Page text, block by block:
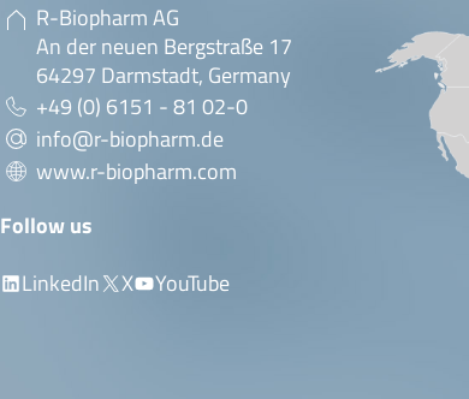
R-Biopharm AG
An der neuen Bergstraße 17
64297 Darmstadt, Germany
+49 (0) 6151 - 81 02-0
info@r-biopharm.de
www.r-biopharm.com
Follow us
LinkedIn
X YouTube